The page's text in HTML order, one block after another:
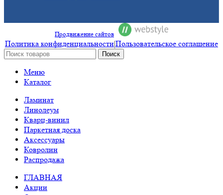
Продвижение сайтов
Политика конфиденциальности|Пользовательское соглашение
Поиск
Меню
Каталог
Ламинат
Линолеум
Кварц-винил
Паркетная доска
Аксессуары
Ковролин
Распродажа
ГЛАВНАЯ
Акции